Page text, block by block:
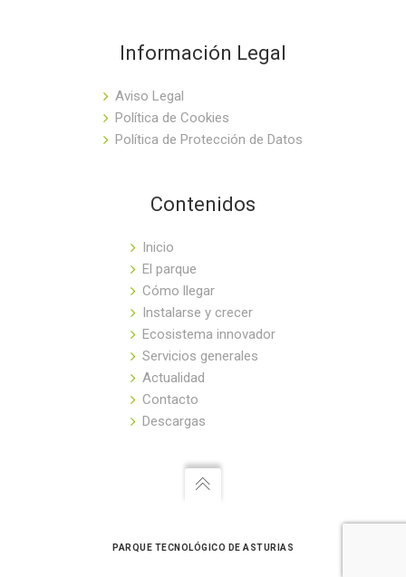
Información Legal
Aviso Legal
Política de Cookies
Política de Protección de Datos
Contenidos
Inicio
El parque
Cómo llegar
Instalarse y crecer
Ecosistema innovador
Servicios generales
Actualidad
Contacto
Descargas
PARQUE TECNOLÓGICO DE ASTURIAS